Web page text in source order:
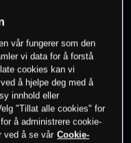
instrumentet
vår fungerer som den
vi data for å forstå
cookies kan vi
å hjelpe deg med å
innhold eller
"Tillat alle cookies" for
å administrere cookie-
ved å se vår Cookie-